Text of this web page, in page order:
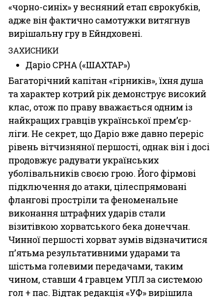
«чорно-синіх» у весняний етап єврокубків,
адже він фактично самотужки витягнув
вирішальну гру в Ейндховені.
ЗАХИСНИКИ
Даріо СРНА («ШАХТАР»)
Багаторічний капітан «гірників», їхня душа
та характер котрий рік демонструє високий
клас, отож по праву вважається одним із
найкращих гравців української прем’єр-
ліги. Не секрет, що Даріо вже давно переріс
рівень вітчизняної першості, однак він і досі
продовжує радувати українських
уболівальників своєю грою. Його фірмові
підключення до атаки, цілеспрямовані
флангові простріли та феноменальне
виконання штрафних ударів стали
візитівкою хорватського бека донеччан.
Чинної першості хорват зумів відзначитися
п’ятьма результативними ударами та
шістьма голевими передачами, таким
чином, ставши 4 гравцем УПЛ за системою
гол + пас. Відтак редакція «УФ» вирішила